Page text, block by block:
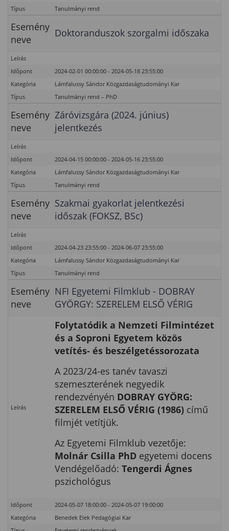
Típus
Tanulmányi rend
Esemény
neve
Doktoranduszok szorgalmi időszaka
Leírás
Időpont
2024-02-01 00:00:00 - 2024-05-18 23:55:00
Kategória
Lámfalussy Sándor Közgazdaságtudományi Kar
Típus
Tanulmányi rend – PhD
Esemény
neve
Záróvizsgára (2024. június)
jelentkezés
Leírás
Időpont
2024-04-15 00:00:00 - 2024-05-16 23:55:00
Kategória
Lámfalussy Sándor Közgazdaságtudományi Kar
Típus
Tanulmányi rend
Esemény
neve
Szakmai gyakorlat jelentkezési
időszak (FOKSZ, BSc)
Leírás
Időpont
2024-04-23 23:55:00 - 2024-06-07 23:55:00
Kategória
Lámfalussy Sándor Közgazdaságtudományi Kar
Típus
Tanulmányi rend
Esemény
neve
NFI Egyetemi Filmklub - DOBRAY
GYÖRGY: SZERELEM ELSŐ VÉRIG
Leírás
Folytatódik a Nemzeti Filmintézet
és a Soproni Egyetem közös
vetítés- és beszélgetéssorozata
A 2023/24-es tanév tavaszi
szemeszterének negyedik
rendezvényén DOBRAY GYÖRG:
SZERELEM ELSŐ VÉRIG (1986) című
filmjét vetítjük.
Az Egyetemi Filmklub vezetője:
Molnár Csilla PhD egyetemi docens
Vendégelőadó: Tengerdi Ágnes
pszichológus
Időpont
2024-05-07 18:00:00 - 2024-05-07 19:00:00
Kategória
Benedek Elek Pedagógiai Kar